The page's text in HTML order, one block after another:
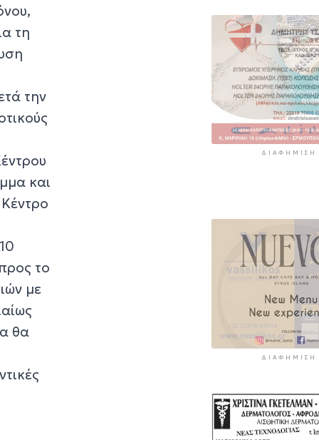
τη
την
και
το
με
θα
ΔΙΑΦΉΜΙΣΗ
ΔΙΑΦΉΜΙΣΗ